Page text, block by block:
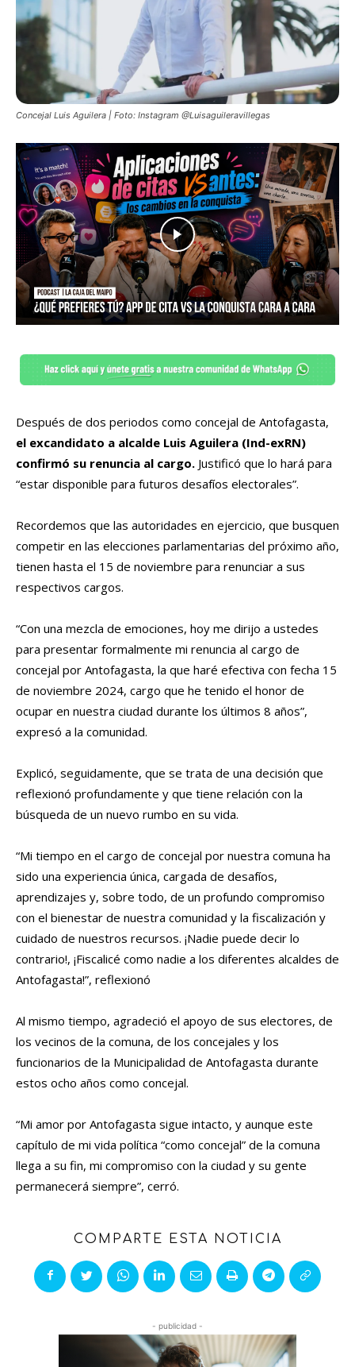
Concejal Luis Aguilera | Foto: Instagram @Luisaguileravillegas
Después de dos periodos como concejal de Antofagasta,
el excandidato a alcalde Luis Aguilera (Ind-exRN)
confirmó su renuncia al cargo. Justificó que lo hará para
“estar disponible para futuros desafíos electorales”.
Recordemos que las autoridades en ejercicio, que busquen
competir en las elecciones parlamentarias del próximo año,
tienen hasta el 15 de noviembre para renunciar a sus
respectivos cargos.
“Con una mezcla de emociones, hoy me dirijo a ustedes
para presentar formalmente mi renuncia al cargo de
concejal por Antofagasta, la que haré efectiva con fecha 15
de noviembre 2024, cargo que he tenido el honor de
ocupar en nuestra ciudad durante los últimos 8 años”,
expresó a la comunidad.
Explicó, seguidamente, que se trata de una decisión que
reflexionó profundamente y que tiene relación con la
búsqueda de un nuevo rumbo en su vida.
“Mi tiempo en el cargo de concejal por nuestra comuna ha
sido una experiencia única, cargada de desafíos,
aprendizajes y, sobre todo, de un profundo compromiso
con el bienestar de nuestra comunidad y la fiscalización y
cuidado de nuestros recursos. ¡Nadie puede decir lo
contrario!, ¡Fiscalicé como nadie a los diferentes alcaldes de
Antofagasta!”, reflexionó
Al mismo tiempo, agradeció el apoyo de sus electores, de
los vecinos de la comuna, de los concejales y los
funcionarios de la Municipalidad de Antofagasta durante
estos ocho años como concejal.
“Mi amor por Antofagasta sigue intacto, y aunque este
capítulo de mi vida política “como concejal” de la comuna
llega a su fin, mi compromiso con la ciudad y su gente
permanecerá siempre”, cerró.
COMPARTE ESTA NOTICIA
- publicidad -